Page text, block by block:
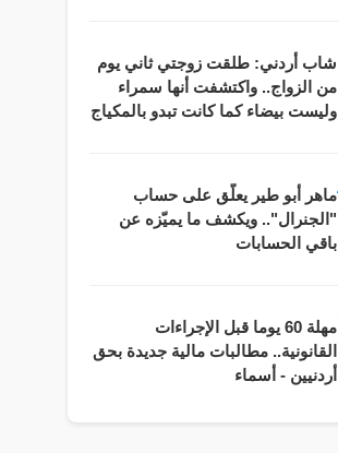
شاب أردني: طلقت زوجتي ثاني يوم
من الزواج.. واكتشفت أنها سمراء
وليست بيضاء كما كانت تبدو بالمكياج
ماهر أبو طير يعلّق على حساب
"الجنرال".. ويكشف ما يميّزه عن
باقي الحسابات
مهلة 60 يوما قبل الإجراءات
القانونية.. مطالبات مالية جديدة بحق
أردنيين - أسماء